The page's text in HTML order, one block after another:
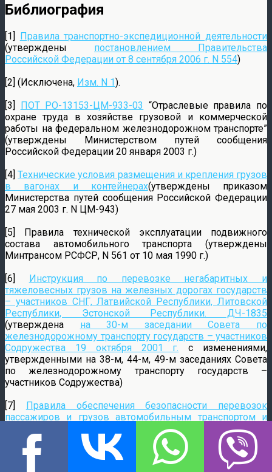
Библиография
[1] Правила транспортно-экспедиционной деятельности
(утверждены постановлением Правительства
Российской Федерации от 8 сентября 2006 г. N 554)
[2] (Исключена, Изм. N 1).
[3] ПОТ РО-13153-ЦМ-933-03 “Отраслевые правила по
охране труда в хозяйстве грузовой и коммерческой
работы на федеральном железнодорожном транспорте”
(утверждены Министерством путей сообщения
Российской Федерации 20 января 2003 г.)
[4]Технические условия размещения и крепления грузов
в вагонах и контейнерах(утверждены приказом
Министерства путей сообщения Российской Федерации
27 мая 2003 г. N ЦМ-943)
[5] Правила технической эксплуатации подвижного
состава автомобильного транспорта (утверждены
Минтрансом РСФСР, N 561 от 10 мая 1990 г.)
[6] Инструкция по перевозке негабаритных и
тяжеловесных грузов на железных дорогах государств
– участников СНГ, Латвийской Республики, Литовской
Республики, Эстонской Республики. ДЧ-1835
(утверждена на 30-м заседании Совета по
железнодорожному транспорту государств – участников
Содружества 19 октября 2001 г. с изменениями,
утвержденными на 38-м, 44-м, 49-м заседаниях Совета
по железнодорожному транспорту государств –
участников Содружества)
[7] Правила обеспечения безопасности перевозок
пассажиров и грузов автомобильным транспортом и
городским наземным электрическим транспортом
(утверждены приказом Министерства транспорта
Российской Федерации от 15 января 2014 г. N 7
зарегистрированы в Минюсте России 05.06.2014 г. N